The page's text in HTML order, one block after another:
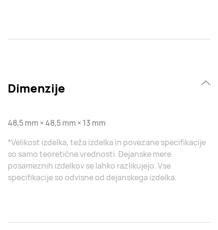
Dimenzije
48,5 mm × 48,5 mm × 13 mm
*Velikost izdelka, teža izdelka in povezane specifikacije
so samo teoretične vrednosti. Dejanske mere
posameznih izdelkov se lahko razlikujejo. Vse
specifikacije so odvisne od dejanskega izdelka.